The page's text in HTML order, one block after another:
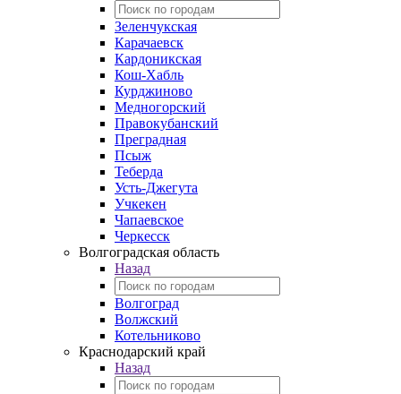
Зеленчукская
Карачаевск
Кардоникская
Кош-Хабль
Курджиново
Медногорский
Правокубанский
Преградная
Псыж
Теберда
Усть-Джегута
Учкекен
Чапаевское
Черкесск
Волгоградская область
Назад
Волгоград
Волжский
Котельниково
Краснодарский край
Назад